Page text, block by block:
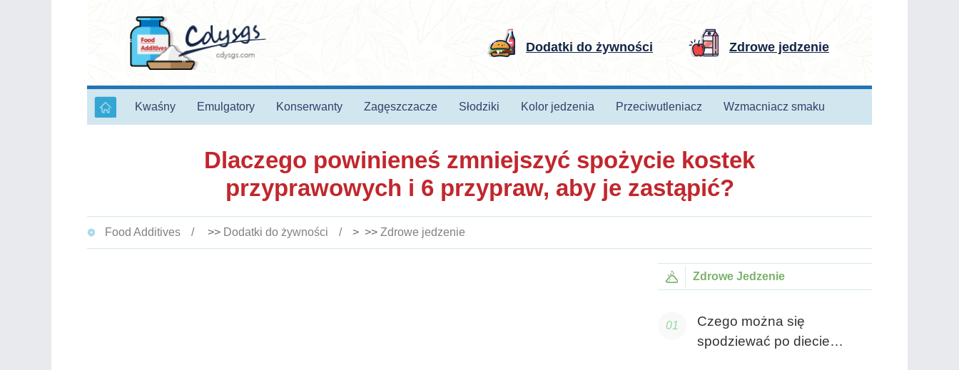
Dodatki do żywności Zdrowe jedzenie
Kwaśny Emulgatory Konserwanty Zagęszczacze Słodziki Kolor jedzenia Przeciwutleniacz Wzmacniacz smaku
Dlaczego powinieneś zmniejszyć spożycie kostek
przyprawowych i 6 przypraw, aby je zastąpić?
Food Additives >> Dodatki do żywności > >> Zdrowe jedzenie
Zdrowe Jedzenie
Czego można się
spodziewać po diecie